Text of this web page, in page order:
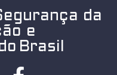
da
e
Brasil